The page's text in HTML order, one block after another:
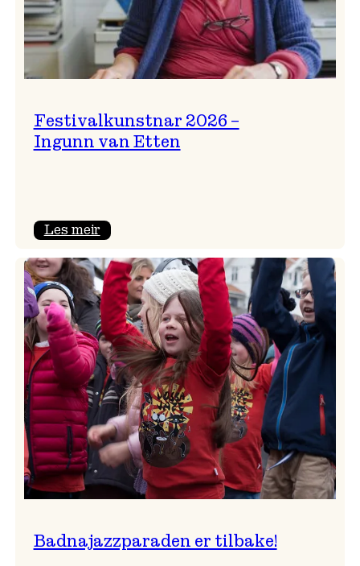
Festivalkunstnar 2026 –
Ingunn van Etten
Les meir:
2026
–
Ingunn van Etten
Badnajazzparaden er tilbake!